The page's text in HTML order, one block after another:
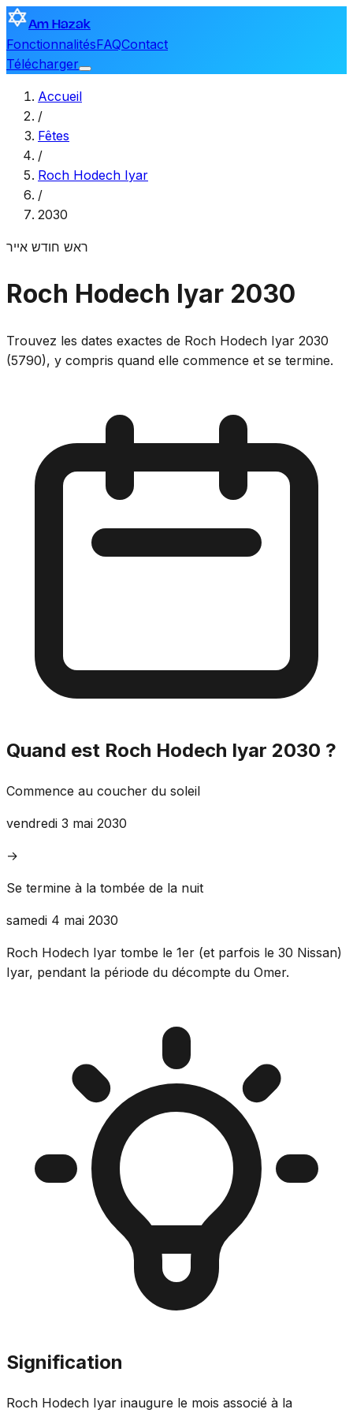
Am Hazak
FonctionnalitésFAQContact
Télécharger
Accueil
/
Fêtes
/
Roch Hodech Iyar
/
2030
ראש חודש אייר
Roch Hodech Iyar 2030
Trouvez les dates exactes de Roch Hodech Iyar 2030
(5790), y compris quand elle commence et se termine.
Quand est Roch Hodech Iyar 2030 ?
Commence au coucher du soleil
vendredi 3 mai 2030
→
Se termine à la tombée de la nuit
samedi 4 mai 2030
Roch Hodech Iyar tombe le 1er (et parfois le 30 Nissan)
Iyar, pendant la période du décompte du Omer.
Signification
Roch Hodech Iyar inaugure le mois associé à la